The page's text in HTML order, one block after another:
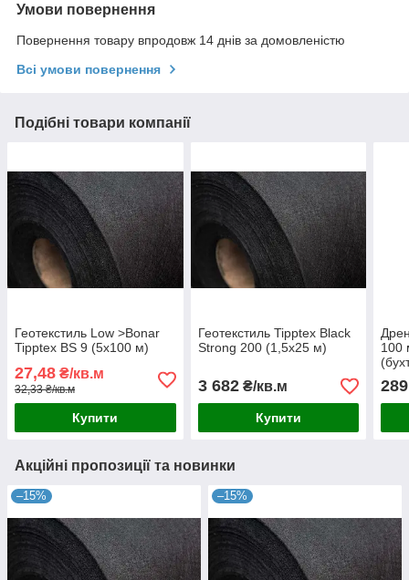
Умови повернення
Повернення товару впродовж 14 днів за домовленістю
Всі умови повернення
Подібні товари компанії
Геотекстиль Low >Bonar
Tipptex BS 9 (5x100 м)
27,48 ₴/кв.м
32,33 ₴/кв.м
Купити
Геотекстиль Tipptex Black
Strong 200 (1,5x25 м)
3 682₴/кв.м
Купити
100
Акційні пропозиції та новинки
–15% –15%